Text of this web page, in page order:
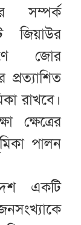
সম্পর্ক
জিয়াউর
জোর
রাখবে।
ক্ষেত্রের
পালন
একটি